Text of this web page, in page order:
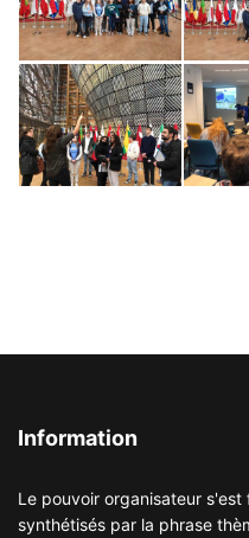
Information
Le pouvoir organisateur
synthétisés par la phrase